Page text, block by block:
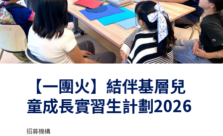
【一團火】結伴基層兒
童成長實習生計劃2026
招募機構